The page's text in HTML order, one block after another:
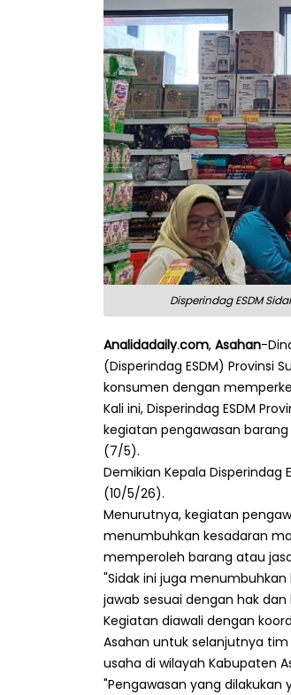
Disperindag ESDM
Analidadaily.com, Asahan-
(Disperindag ESDM)
konsumen dengan
Kali ini, Disperindag ESDM
kegiatan pengawasan
(7/5).
Demikian Kepala Disperindag
(10/5/26).
Menurutnya, kegiatan
menumbuhkan kesadaran
memperoleh barang atau
"Sidak ini juga
jawab sesuai dengan hak
Kegiatan diawali dengan
Asahan untuk selanjutnya
usaha di wilayah Kabupaten
"Pengawasan yang